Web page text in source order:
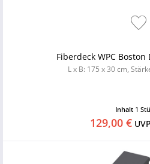
Fiberdeck WPC
L x B: 175 x 30 cm,
Inhalt 1
129,00 €